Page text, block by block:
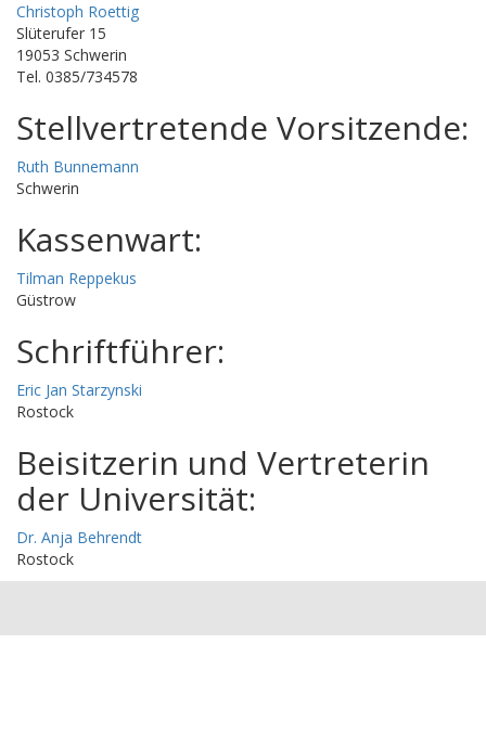
Christoph Roettig
Slüterufer 15
19053 Schwerin
Tel. 0385/734578
Stellvertretende Vorsitzende:
Ruth Bunnemann
Schwerin
Kassenwart:
Tilman Reppekus
Güstrow
Schriftführer:
Eric Jan Starzynski
Rostock
Beisitzerin und Vertreterin
der Universität:
Dr. Anja Behrendt
Rostock